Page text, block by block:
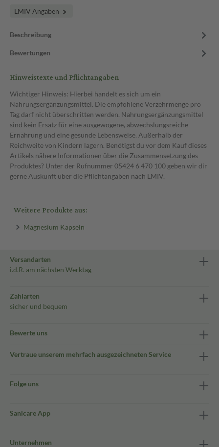
LMIV Angaben
Beschreibung
Bewertungen
Hinweistexte und Pflichtangaben
Wichtiger Hinweis: Hierbei handelt es sich um ein
Nahrungsergänzungsmittel. Die empfohlene Verzehrmenge pro
Tag darf nicht überschritten werden. Nahrungsergänzungsmittel
sind kein Ersatz für eine ausgewogene, abwechslungsreiche
Ernährung und eine gesunde Lebensweise. Außerhalb der
Reichweite von Kindern lagern. Benötigst du vor dem Kauf dieses
Artikels nähere Informationen über die Zusammensetzung des
Produktes? Unter der Rufnummer 05424 6 470 100 geben wir dir
gerne Auskunft über die Pflichtangaben nach LMIV.
Weitere Produkte aus:
Magnesium Kapseln
Versandarten
i.d.R. am nächsten Werktag
Zahlarten
sicher und bequem
Bewerte uns
Vertraue unserem mehrfach ausgezeichneten Service
Folge uns
Sanicare App
Unternehmen